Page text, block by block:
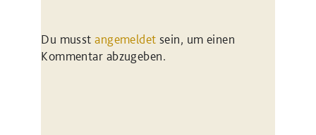
Du musstangemeldet sein, um einen
Kommentar abzugeben.